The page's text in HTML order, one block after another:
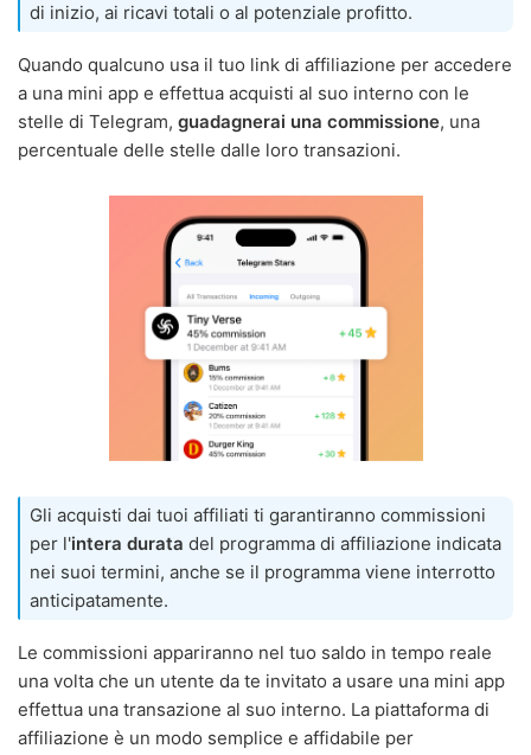
di inizio, ai ricavi totali o al potenziale profitto.
Quando qualcuno usa il tuo link di affiliazione per accedere
a una mini app e effettua acquisti al suo interno con le
stelle di Telegram, guadagnerai una commissione, una
percentuale delle stelle dalle loro transazioni.
Gli acquisti dai tuoi affiliati ti garantiranno commissioni
per l'intera durata del programma di affiliazione indicata
nei suoi termini, anche se il programma viene interrotto
anticipatamente.
Le commissioni appariranno nel tuo saldo in tempo reale
una volta che un utente da te invitato a usare una mini app
effettua una transazione al suo interno. La piattaforma di
affiliazione è un modo semplice e affidabile per